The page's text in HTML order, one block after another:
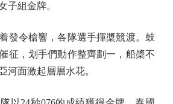
子組金牌。
令槍響，各隊選手揮槳競渡。鼓
征，划手們動作整齊劃一，船槳不
河面激起層層水花。